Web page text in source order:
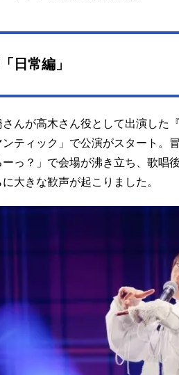
日常編」
さんが高木さん役として出演した
ンティック」で公演がスタート。
っ？」で会場が沸き立ち、歌唱
大きな歓声が起こりました。